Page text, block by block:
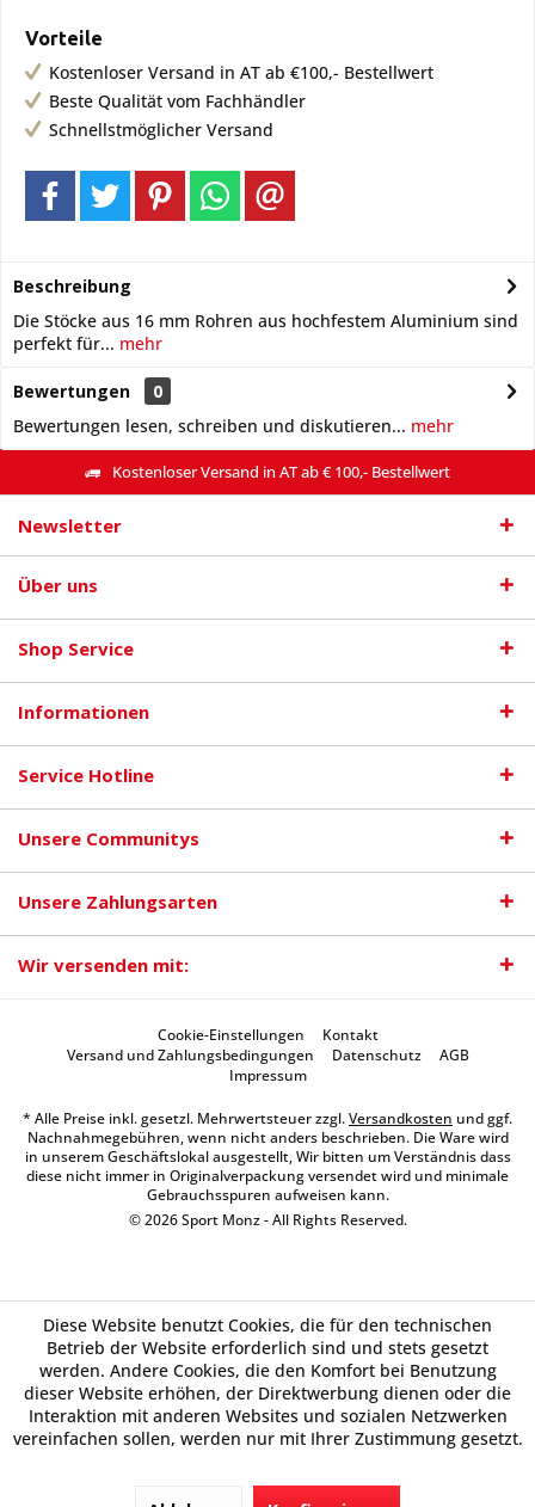
Vorteile
Kostenloser Versand in AT ab €100,- Bestellwert
Beste Qualität vom Fachhändler
Schnellstmöglicher Versand
Beschreibung
Die Stöcke aus 16 mm Rohren aus hochfestem Aluminium sind
perfekt für... mehr
Bewertungen
0
Bewertungen lesen, schreiben und diskutieren... mehr
Kostenloser Versand in AT ab € 100,- Bestellwert
Newsletter
Über uns
Shop Service
Informationen
Service Hotline
Unsere Communitys
Unsere Zahlungsarten
Wir versenden mit:
Cookie-Einstellungen
Kontakt
Versand und Zahlungsbedingungen
Datenschutz
AGB
Impressum
* Alle Preise inkl. gesetzl. Mehrwertsteuer zzgl.Versandkosten und ggf.
Nachnahmegebühren, wenn nicht anders beschrieben. Die Ware wird
in unserem Geschäftslokal ausgestellt, Wir bitten um Verständnis dass
diese nicht immer in Originalverpackung versendet wird und minimale
Gebrauchsspuren aufweisen kann.
© 2026 Sport Monz - All Rights Reserved.
Diese Website benutzt Cookies, die für den technischen
Betrieb der Website erforderlich sind und stets gesetzt
werden. Andere Cookies, die den Komfort bei Benutzung
dieser Website erhöhen, der Direktwerbung dienen oder die
Interaktion mit anderen Websites und sozialen Netzwerken
vereinfachen sollen, werden nur mit Ihrer Zustimmung gesetzt.